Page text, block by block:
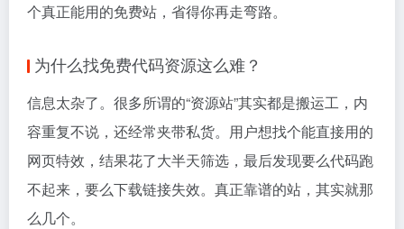
个真正能用的免费站，省得你再走弯路。
为什么找免费代码资源这么难？
信息太杂了。很多所谓的“资源站”其实都是搬运工，内
容重复不说，还经常夹带私货。用户想找个能直接用的
网页特效，结果花了大半天筛选，最后发现要么代码跑
不起来，要么下载链接失效。真正靠谱的站，其实就那
么几个。